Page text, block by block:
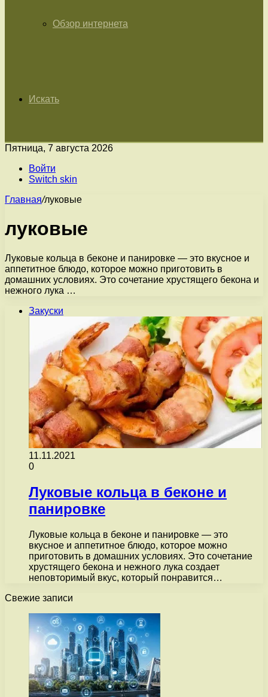
Обзор интернета
Искать
Пятница, 7 августа 2026
Войти
Switch skin
Главная/луковые
луковые
Луковые кольца в беконе и панировке — это вкусное и
аппетитное блюдо, которое можно приготовить в
домашних условиях. Это сочетание хрустящего бекона и
нежного лука …
Закуски
11.11.2021
0
Луковые кольца в беконе и
панировке
Луковые кольца в беконе и панировке — это
вкусное и аппетитное блюдо, которое можно
приготовить в домашних условиях. Это сочетание
хрустящего бекона и нежного лука создает
неповторимый вкус, который понравится…
Свежие записи